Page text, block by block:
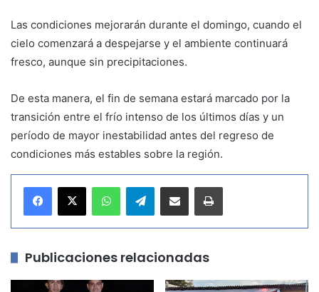
Las condiciones mejorarán durante el domingo, cuando el
cielo comenzará a despejarse y el ambiente continuará
fresco, aunque sin precipitaciones.
De esta manera, el fin de semana estará marcado por la
transición entre el frío intenso de los últimos días y un
período de mayor inestabilidad antes del regreso de
condiciones más estables sobre la región.
Telegram
Publicaciones relacionadas